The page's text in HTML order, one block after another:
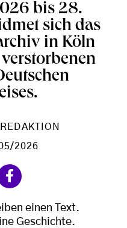
bis 28.
sich das
in Köln
2026
einen Text.
Geschichte.